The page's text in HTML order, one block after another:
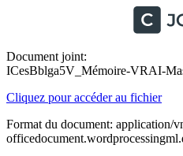
Document joint:
ICesBblga5V_Mémoire-VRAI-
Cliquez pour accéder au fichier
Format du document: application/